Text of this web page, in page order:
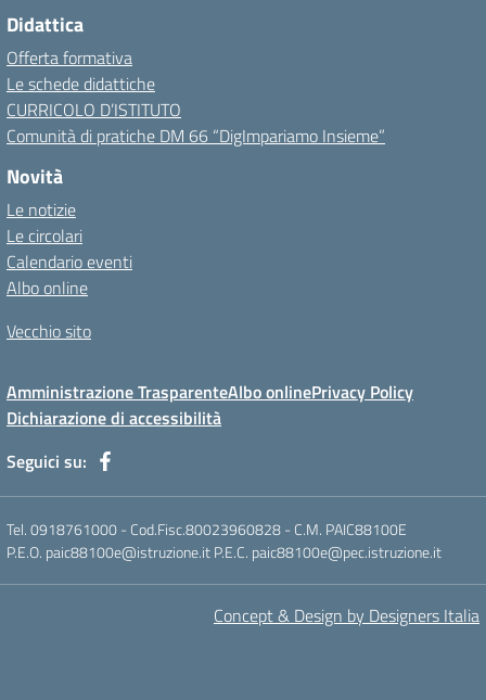
Didattica
Offerta formativa
Le schede didattiche
CURRICOLO D’ISTITUTO
Comunità di pratiche DM 66 “DigImpariamo Insieme”
Novità
Le notizie
Le circolari
Calendario eventi
Albo online
Vecchio sito
Amministrazione TrasparenteAlbo onlinePrivacy Policy
Dichiarazione di accessibilità
Seguici su:
Tel. 0918761000 - Cod.Fisc.80023960828 - C.M. PAIC88100E
P.E.O. paic88100e@istruzione.it P.E.C. paic88100e@pec.istruzione.it
Concept & Design by Designers Italia